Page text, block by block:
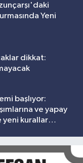
Yeni
dikkat:
başlıyor:
ve yapay
yeni kurallar